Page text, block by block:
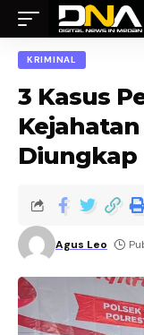
KRIMINAL
3 Kasus
Diungkap
Agus Leo